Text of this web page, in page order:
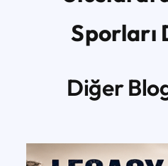
Sporları
Diğer